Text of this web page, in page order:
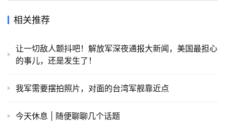
相关推荐
让一切敌人颤抖吧！解放军深夜通报大新闻，美国最担心
的事儿，还是发生了！
我军需要摆拍照片，对面的台湾军舰靠近点
今天休息 | 随便聊聊几个话题